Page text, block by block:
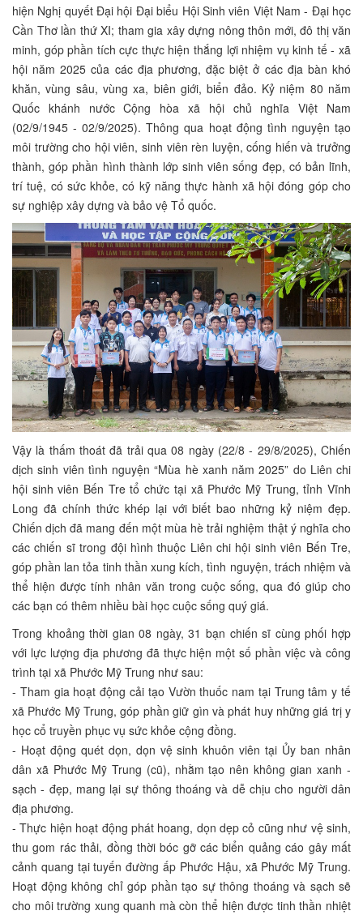
hiện Nghị quyết Đại hội Đại biểu Hội Sinh viên Việt Nam - Đại học
Cần Thơ lần thứ XI; tham gia xây dựng nông thôn mới, đô thị văn
minh, góp phần tích cực thực hiện thắng lợi nhiệm vụ kinh tế - xã
hội năm 2025 của các địa phương, đặc biệt ở các địa bàn khó
khăn, vùng sâu, vùng xa, biên giới, biển đảo. Kỷ niệm 80 năm
Quốc khánh nước Cộng hòa xã hội chủ nghĩa Việt Nam
(02/9/1945 - 02/9/2025). Thông qua hoạt động tình nguyện tạo
môi trường cho hội viên, sinh viên rèn luyện, cống hiến và trưởng
thành, góp phần hình thành lớp sinh viên sống đẹp, có bản lĩnh,
trí tuệ, có sức khỏe, có kỹ năng thực hành xã hội đóng góp cho
sự nghiệp xây dựng và bảo vệ Tổ quốc.
Vậy là thấm thoát đã trải qua 08 ngày (22/8 - 29/8/2025), Chiến
dịch sinh viên tình nguyện “Mùa hè xanh năm 2025” do Liên chi
hội sinh viên Bến Tre tổ chức tại xã Phước Mỹ Trung, tỉnh Vĩnh
Long đã chính thức khép lại với biết bao những kỷ niệm đẹp.
Chiến dịch đã mang đến một mùa hè trải nghiệm thật ý nghĩa cho
các chiến sĩ trong đội hình thuộc Liên chi hội sinh viên Bến Tre,
góp phần lan tỏa tinh thần xung kích, tình nguyện, trách nhiệm và
thể hiện được tính nhân văn trong cuộc sống, qua đó giúp cho
các bạn có thêm nhiều bài học cuộc sống quý giá.
Trong khoảng thời gian 08 ngày, 31 bạn chiến sĩ cùng phối hợp
với lực lượng địa phương đã thực hiện một số phần việc và công
trình tại xã Phước Mỹ Trung như sau:
- Tham gia hoạt động cải tạo Vườn thuốc nam tại Trung tâm y tế
xã Phước Mỹ Trung, góp phần giữ gìn và phát huy những giá trị y
học cổ truyền phục vụ sức khỏe cộng đồng.
- Hoạt động quét dọn, dọn vệ sinh khuôn viên tại Ủy ban nhân
dân xã Phước Mỹ Trung (cũ), nhằm tạo nên không gian xanh -
sạch - đẹp, mang lại sự thông thoáng và dễ chịu cho người dân
địa phương.
- Thực hiện hoạt động phát hoang, dọn dẹp cỏ cũng như vệ sinh,
thu gom rác thải, đồng thời bóc gỡ các biển quảng cáo gây mất
cảnh quang tại tuyến đường ấp Phước Hậu, xã Phước Mỹ Trung.
Hoạt động không chỉ góp phần tạo sự thông thoáng và sạch sẽ
cho môi trường xung quanh mà còn thể hiện được tinh thần nhiệt